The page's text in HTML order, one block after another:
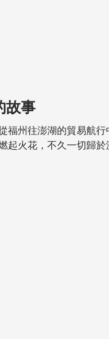
故事
福州往澎湖的貿易航行
起火花，不久一切歸於